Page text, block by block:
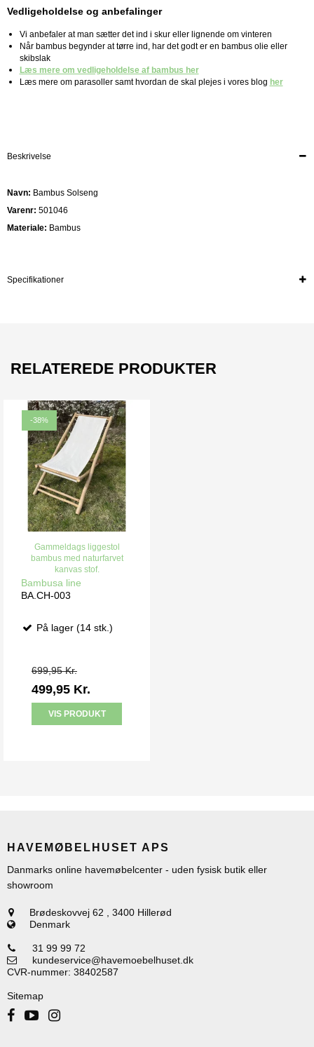
Vedligeholdelse og anbefalinger
Vi anbefaler at man sætter det ind i skur eller lignende om vinteren
Når bambus begynder at tørre ind, har det godt er en bambus olie eller
skibslak
Læs mere om vedligeholdelse af bambus her
Læs mere om parasoller samt hvordan de skal plejes i vores blog her
Beskrivelse
Navn: Bambus Solseng
Varenr: 501046
Materiale: Bambus
Specifikationer
RELATEREDE PRODUKTER
-38%
Gammeldags liggestol
bambus med naturfarvet
kanvas stof.
Bambusa line
BA.CH-003
På lager (14 stk.)
699,95 Kr.
499,95 Kr.
VIS PRODUKT
HAVEMØBELHUSET APS
Danmarks online havemøbelcenter - uden fysisk butik eller
showroom
Brødeskovvej 62 , 3400 Hillerød
Denmark
31 99 99 72
kundeservice@havemoebelhuset.dk
CVR-nummer: 38402587
Sitemap